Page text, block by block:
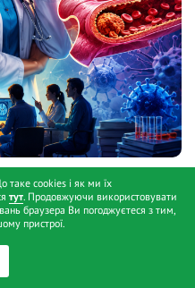
сучасної
спільнот!
cookies і як ми їх
тут. Продовжуючи використовувати
браузера Ви погоджуєтеся з тим,
пристрої.